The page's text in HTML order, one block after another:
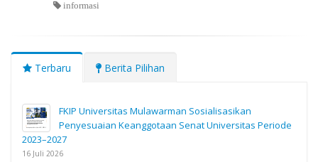
informasi
Terbaru Berita Pilihan
FKIP Universitas Mulawarman Sosialisasikan
Penyesuaian Keanggotaan Senat Universitas Periode
2023–2027
16 Juli 2026